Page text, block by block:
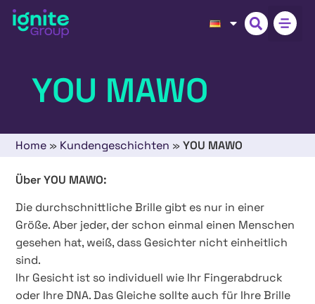
YOU MAWO
Home » Kundengeschichten »YOU MAWO
Über YOU MAWO:
Die durchschnittliche Brille gibt es nur in einer
Größe. Aber jeder, der schon einmal einen Menschen
gesehen hat, weiß, dass Gesichter nicht einheitlich
sind.
Ihr Gesicht ist so individuell wie Ihr Fingerabdruck
oder Ihre DNA. Das Gleiche sollte auch für Ihre Brille